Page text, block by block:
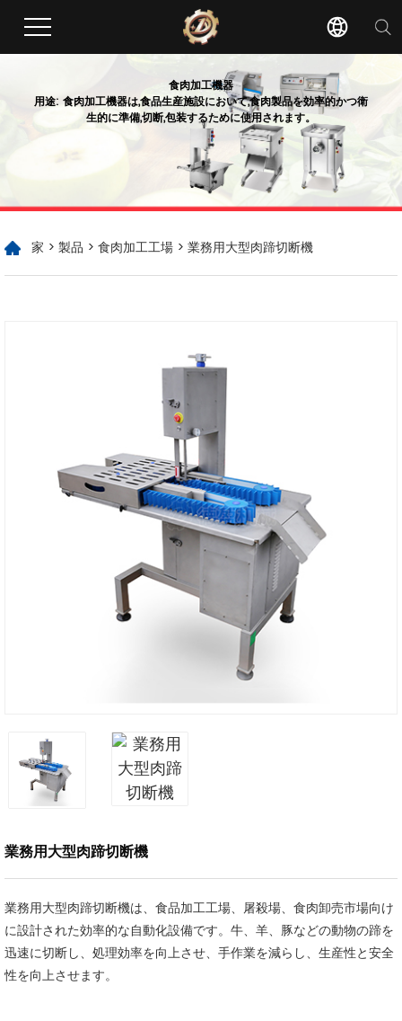
食肉加工機器
用途: 食肉加工機器は,食品生産施設において,食肉製品を効率的かつ衛
生的に準備,切断,包装するために使用されます。
家 > 製品 > 食肉加工工場 > 業務用大型肉蹄切断機
業務用大型肉蹄切断機
業務用大型肉蹄切断機は、食品加工工場、屠殺場、食肉卸売市場向け
に設計された効率的な自動化設備です。牛、羊、豚などの動物の蹄を
迅速に切断し、処理効率を向上させ、手作業を減らし、生産性と安全
性を向上させます。